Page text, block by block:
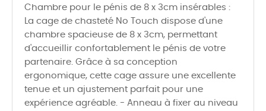
Chambre pour le pénis de 8 x 3cm insérables :
La cage de chasteté No Touch dispose d'une
chambre spacieuse de 8 x 3cm, permettant
d'accueillir confortablement le pénis de votre
partenaire. Grâce à sa conception
ergonomique, cette cage assure une excellente
tenue et un ajustement parfait pour une
expérience agréable. - Anneau à fixer au niveau